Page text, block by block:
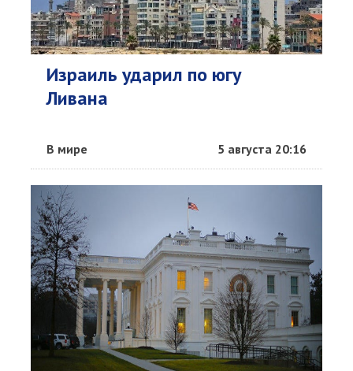
Израиль ударил по югу
Ливана
В мире 5 августа 20:16